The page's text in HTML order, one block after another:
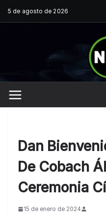
Saltar
al
5 de agosto de 2026
Dan
De Cobach
Ceremonia
15 de enero de 2024